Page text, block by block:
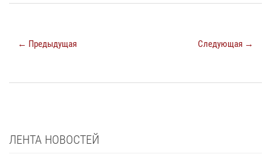
← Предыдущая Следующая →
ЛЕНТА НОВОСТЕЙ